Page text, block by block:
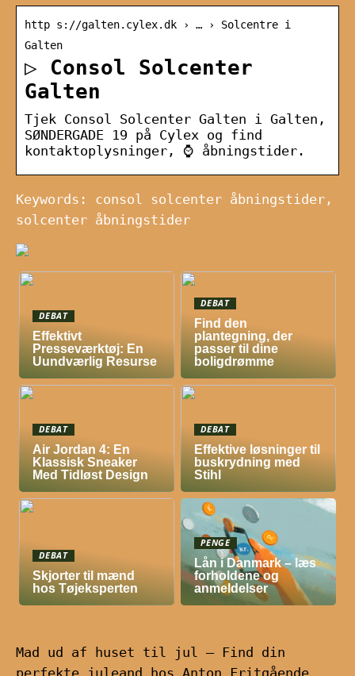
http s://galten.cylex.dk › … › Solcentre i
Galten
▷ Consol Solcenter
Galten
Tjek Consol Solcenter Galten i Galten,
SØNDERGADE 19 på Cylex og find
kontaktoplysninger, ⌚ åbningstider.
Keywords: consol solcenter åbningstider,
solcenter åbningstider
DEBAT
Effektivt
Presseværktøj: En
Uundværlig Resurse
DEBAT
Find den
plantegning, der
passer til dine
boligdrømme
DEBAT
Air Jordan 4: En
Klassisk Sneaker
Med Tidløst Design
DEBAT
Effektive løsninger til
buskrydning med
Stihl
DEBAT
Skjorter til mænd
hos Tøjeksperten
PENGE
Lån i Danmark – læs
forholdene og
anmeldelser
Mad ud af huset til jul – Find din